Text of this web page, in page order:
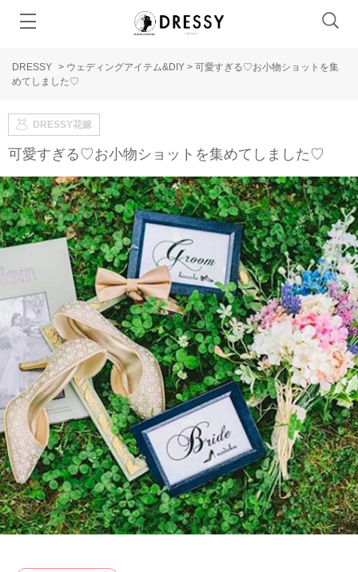
DRESSY > ウェディングアイテム&DIY > 可愛すぎる♡お小物ショットを集
めてしました♡
DRESSY花嫁
可愛すぎる♡お小物ショットを集めてしました♡